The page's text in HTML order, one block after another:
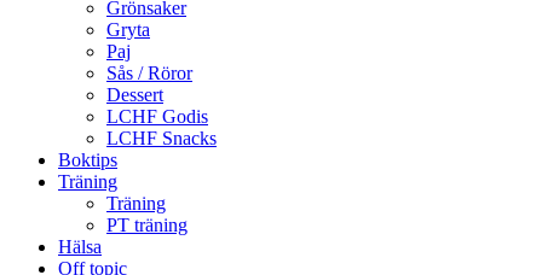
Grönsaker
Gryta
Paj
Sås / Röror
Dessert
LCHF Godis
LCHF Snacks
Boktips
Träning
Träning
PT träning
Hälsa
Off topic